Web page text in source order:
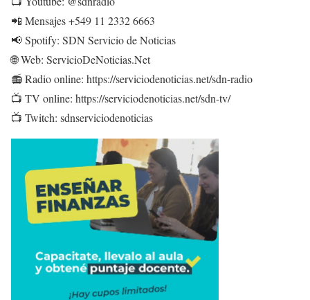
📲 Mensajes +549 11 2332 6663
📢 Spotify: SDN Servicio de Noticias
🌐 Web: ServicioDeNoticias.Net
📻 Radio online: https://serviciodenoticias.net/sdn-radio
📺 TV online: https://serviciodenoticias.net/sdn-tv/
📺 Twitch: sdnserviciodenoticias